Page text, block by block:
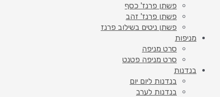
פשתן פרנז' כסף
פשתן פרנז' זהב
פשתן ניטים בשילוב פרנז
מניפות
סרט מניפה
סרט מניפה פטנט
בנדנות
בנדנות ליום יום
בנדנות לערב